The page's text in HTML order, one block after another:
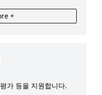
+
가 등을 지원합니다.